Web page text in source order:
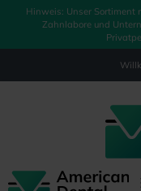
springen
Hinweis: Unser
Zahnlabore und